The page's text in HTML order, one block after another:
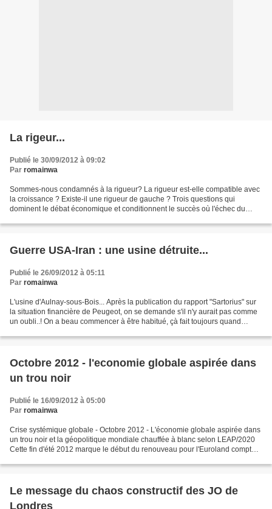
La rigeur...
Publié le 30/09/2012 à 09:02
Par romainwa
Sommes-nous condamnés à la rigueur? La rigueur est-elle compatible avec
la croissance ? Existe-il une rigueur de gauche ? Trois questions qui
dominent le débat économique et conditionnent le succès où l'échec du
Guerre USA-Iran : une usine détruite...
Publié le 26/09/2012 à 05:11
Par romainwa
L'usine d'Aulnay-sous-Bois... Après la publication du rapport "Sartorius" sur
la situation financière de Peugeot, on se demande s'il n'y aurait pas comme
un oubli..! On a beau commencer à être habitué, çà fait toujours quand
Octobre 2012 - l'economie globale aspirée dans
un trou noir
Publié le 16/09/2012 à 05:00
Par romainwa
Crise systémique globale - Octobre 2012 - L'économie globale aspirée dans
un trou noir et la géopolitique mondiale chauffée à blanc selon LEAP/2020
Cette fin d'été 2012 marque le début du renouveau pour l'Euroland compte
Le message du chaos constructif des JO de
Londres